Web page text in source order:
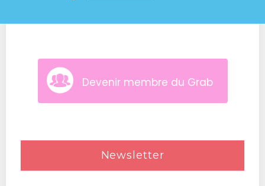
Devenir membre du Grab
Newsletter